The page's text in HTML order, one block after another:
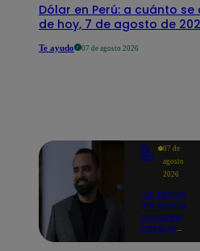
Dólar en Perú: a cuánto
de hoy, 7 de agosto de
Te ayudo 07 de agosto 2026
Yo
Soy
07 de
agosto
2026
"En Latina
me siento
como en
casa, lo